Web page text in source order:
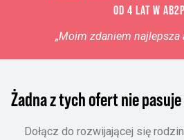
OD 4 LAT W
„Moim zdaniem najlepsza
Żadna z tych ofert nie
Dołącz do rozwijającej się